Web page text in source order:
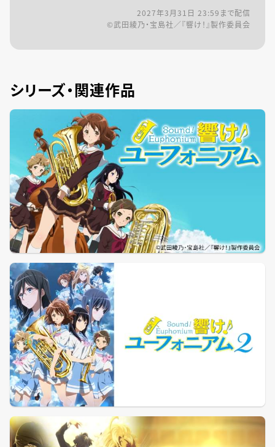
2027年3月31日 23:59 まで配信
©武田綾乃・宝島社／『響け！』製作委員会
シリーズ・関連作品